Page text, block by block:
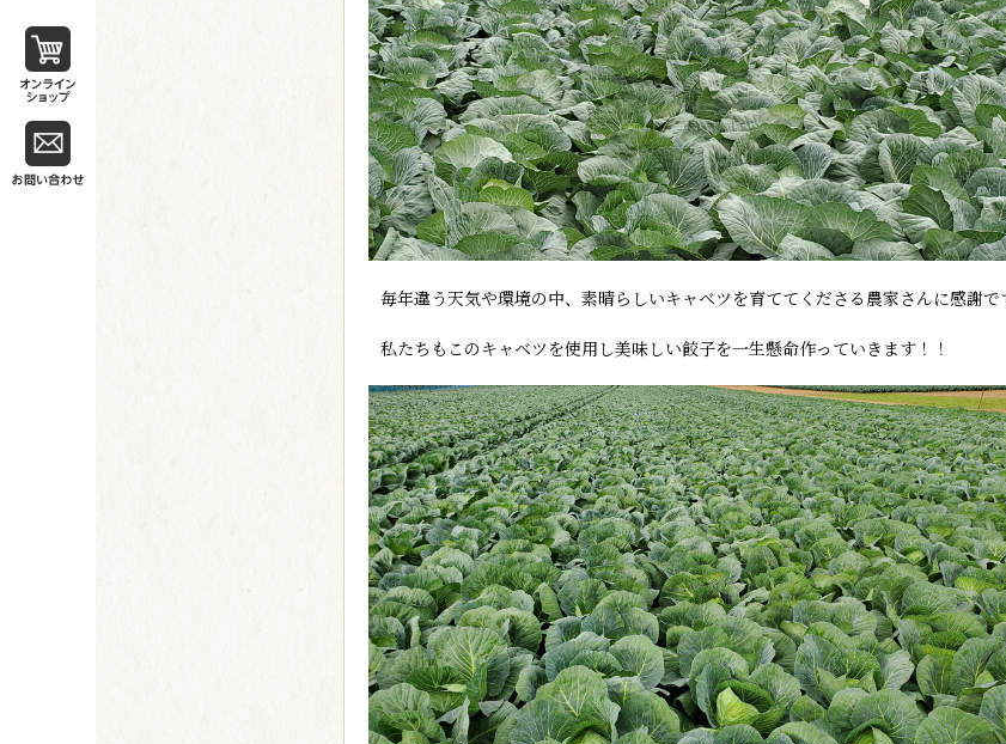
毎年違う天気や環境の中、素晴らしいキャベツを育ててくださる農家さんに感謝で
私たちもこのキャベツを使用し美味しい餃子を一生懸命作っていきます！！